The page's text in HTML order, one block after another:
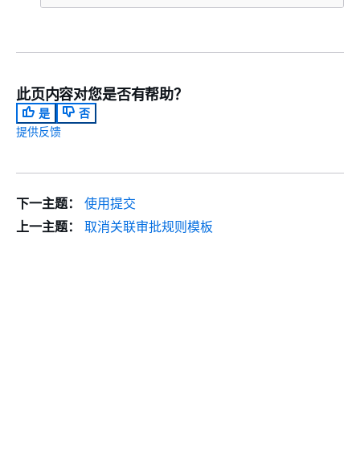
此页内容对您是否有帮助？
是
否
提供反馈
下一主题：
使用提交
上一主题：
取消关联审批规则模板